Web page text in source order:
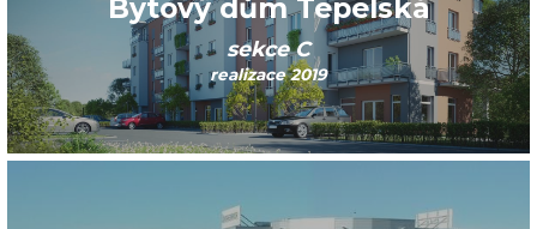
Bytový dům Tepelská
sekce C
realizace 2019